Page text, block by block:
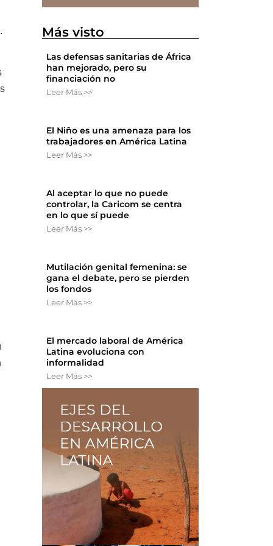
Más visto
Las defensas sanitarias de África
han mejorado, pero su
financiación no
Leer Más >>
El Niño es una amenaza para los
trabajadores en América Latina
Leer Más >>
Al aceptar lo que no puede
controlar, la Caricom se centra
en lo que sí puede
Leer Más >>
Mutilación genital femenina: se
gana el debate, pero se pierden
los fondos
Leer Más >>
El mercado laboral de América
Latina evoluciona con
informalidad
Leer Más >>